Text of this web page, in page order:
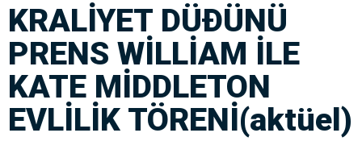
KRALİYET DÜÐÜNÜ
PRENS WİLLİAM İLE
KATE MİDDLETON
EVLİLİK TÖRENİ(aktüel)